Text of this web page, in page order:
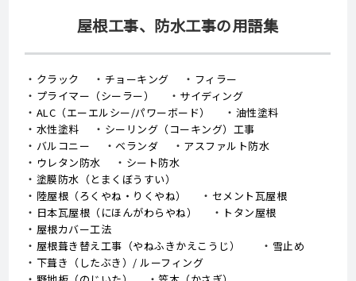
屋根工事、防水工事の用語集
クラック チョーキング
フィラー
プライマー（シーラー）
サイディング
ALC（エーエルシー/パワーボード）
油性塗料
水性塗料
シーリング（コーキング）工事
バルコニー
ベランダ
アスファルト防水
ウレタン防水
シート防水
塗膜防水（とまくぼうすい）
陸屋根（ろくやね・りくやね）
セメント瓦屋根
日本瓦屋根（にほんがわらやね）
トタン屋根
屋根カバー工法
屋根葺き替え工事（やねふきかえこうじ）
雪止め
下葺き（したぶき）/ ルーフィング